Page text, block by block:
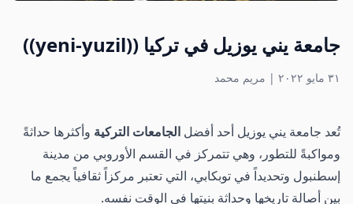
جامعة يني يوزيل في تركيا ((yeni-yuzil))
٣١ مايو ٢٠٢٢ | مريم محمد
تُعد جامعة يني يوزيل أحد أفضل الجامعات التركية وأكثرها حداثةً
ومواكبةً للتطور، وهي تتمركز في القسم الأوروبي من مدينة
إسطنبول وتحديداً في توبكابي، التي تعتبر مركزاً ثقافياً يجمع ما
بين أصالة تاريخها وحداثة بنيتها في الوقت نفسه.